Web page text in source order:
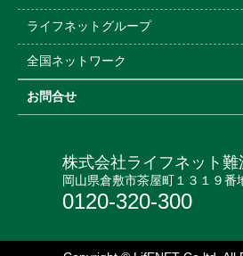
ライフネットグループ
全国ネットワーク
お問合せ
株式会社ライフネット難
岡山県倉敷市茶屋町１３１９番
0120-320-300